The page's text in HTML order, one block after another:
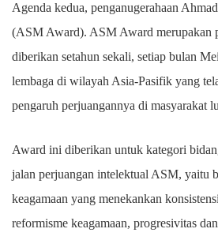
Agenda kedua, penganugerahaan
(ASM Award). ASM Award merupakan
diberikan setahun sekali, setiap bulan
lembaga di wilayah Asia-Pasifik yang
pengaruh perjuangannya di masyarakat
Award ini diberikan untuk kategori
jalan perjuangan intelektual ASM, yaitu
keagamaan yang menekankan
reformisme keagamaan, progresivitas